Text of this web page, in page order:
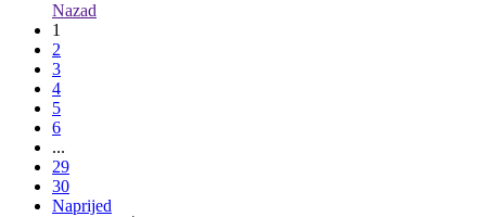
Nazad
1
2
3
4
5
6
...
29
30
Naprijed